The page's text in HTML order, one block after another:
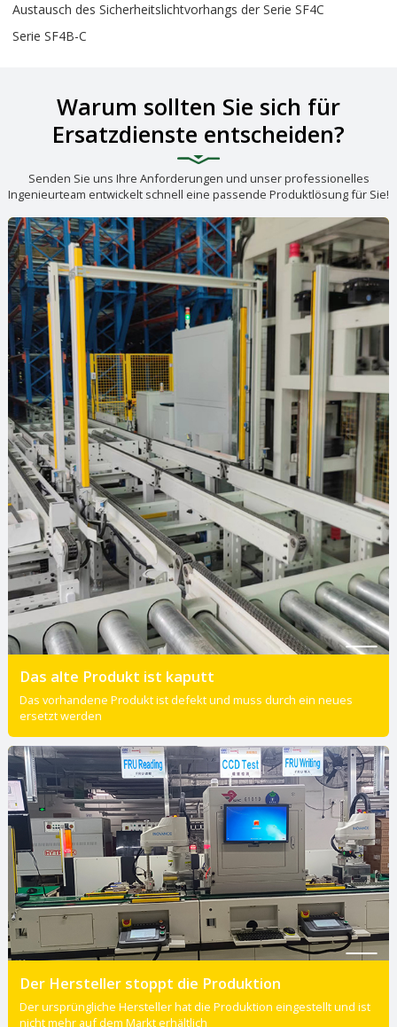
Austausch des Sicherheitslichtvorhangs der Serie SF4C
Serie SF4B-C
Warum sollten Sie sich für
Ersatzdienste entscheiden?
Senden Sie uns Ihre Anforderungen und unser professionelles
Ingenieurteam entwickelt schnell eine passende Produktlösung für Sie!
Das alte Produkt ist kaputt
Das vorhandene Produkt ist defekt und muss durch ein neues
ersetzt werden
Der Hersteller stoppt die Produktion
Der ursprüngliche Hersteller hat die Produktion eingestellt und ist
nicht mehr auf dem Markt erhältlich